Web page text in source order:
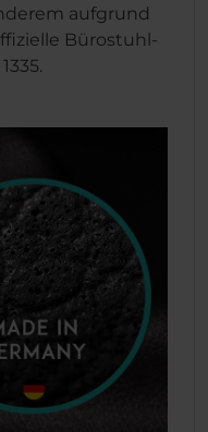
aufgrund
Bürostuhl-